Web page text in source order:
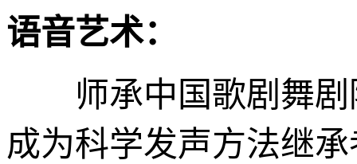
语音艺术：
师承中国歌剧舞剧
成为科学发声方法继